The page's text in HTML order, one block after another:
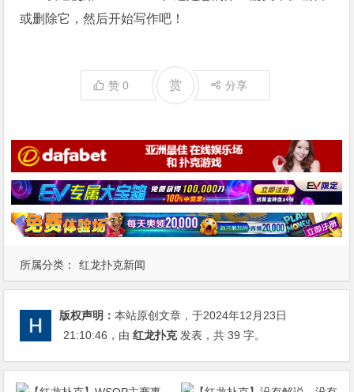
所属分类： 红龙扑克新闻
或删除它，然后开始写作吧！
赞0 赏 分享
版权声明：本站原创文章，于2024年12月23日
21:10:46 ，由红龙扑克发表，共 39 字。